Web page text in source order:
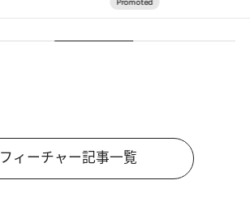
フィーチャー記事一覧